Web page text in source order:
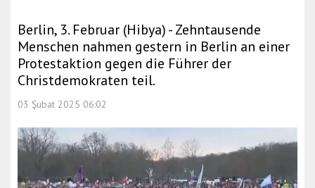
Berlin, 3. Februar (Hibya) - Zehntausende
Menschen nahmen gestern in Berlin an einer
Protestaktion gegen die Führer der
Christdemokraten teil.
03 Şubat 2025 06:02